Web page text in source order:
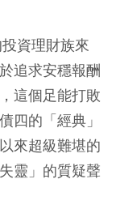
資理財族來
追求安穩報酬
這個足能打敗
四的「經典」
來超級難堪的
靈」的質疑聲